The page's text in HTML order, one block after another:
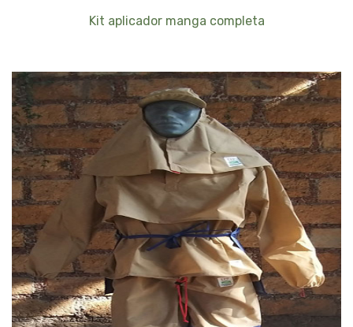
Kit aplicador manga completa